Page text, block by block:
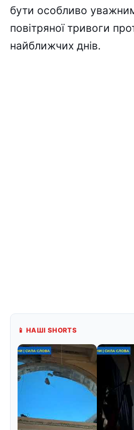
бути особливо
повітряної тривоги
найближчих днів.
📱 НАШІ SHORTS